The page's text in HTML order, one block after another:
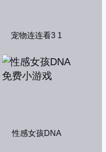
宠物连连看3 1
性感女孩DNA